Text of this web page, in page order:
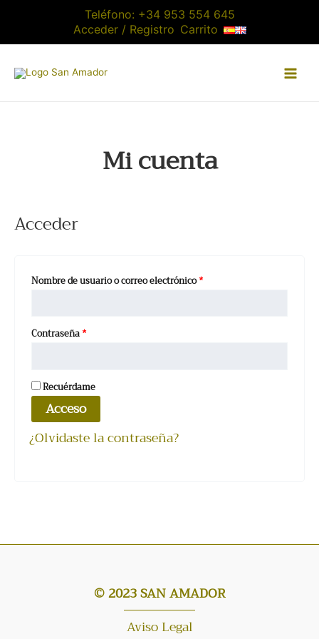
Teléfono: +34 953 554 645
Acceder / Registro Carrito
Mi cuenta
Acceder
Nombre de usuario o correo electrónico*
Contraseña*
Recuérdame
Acceso
¿Olvidaste la contraseña?
© 2023 SAN AMADOR
Aviso Legal